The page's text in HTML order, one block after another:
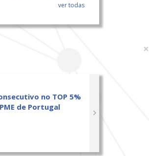
ver todas
×
no TOP 5%
de Portugal